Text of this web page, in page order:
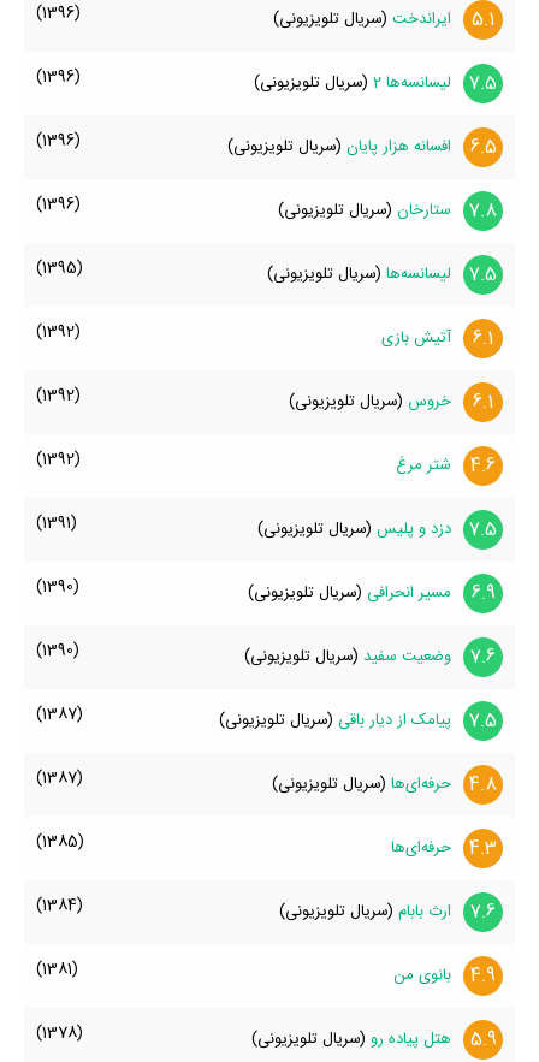
5.1 ایراندخت (سریال تلویزیونی) (1396)
7.5 لیسانسه‌ها 2 (سریال تلویزیونی) (1396)
6.5 افسانه هزار پایان (سریال تلویزیونی) (1396)
7.8 ستارخان (سریال تلویزیونی) (1396)
7.5 لیسانسه‌ها (سریال تلویزیونی) (1395)
6.1 آتیش بازی (1392)
6.1 خروس (سریال تلویزیونی) (1392)
4.6 شتر مرغ (1392)
7.5 دزد و پلیس (سریال تلویزیونی) (1391)
6.9 مسیر انحرافی (سریال تلویزیونی) (1390)
7.6 وضعیت سفید (سریال تلویزیونی) (1390)
7.5 پیامک از دیار باقی (سریال تلویزیونی) (1387)
4.8 حرفه‌ای‌ها (سریال تلویزیونی) (1387)
4.3 حرفه‌ای‌ها (1385)
7.6 ارث بابام (سریال تلویزیونی) (1384)
4.9 بانوی من (1381)
5.9 هتل پیاده رو (سریال تلویزیونی) (1378)